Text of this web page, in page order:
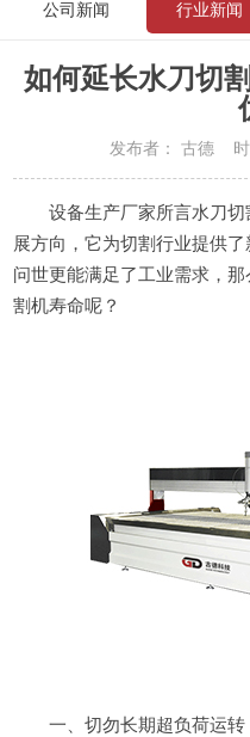
公司新闻 行业新闻
如何延长水刀切
发布者： 古德 时
设备生产厂家所言水刀切
展方向，它为切割行业提供
问世更能满足了工业需求，
割机寿命呢？
一、切勿长期超负荷运转